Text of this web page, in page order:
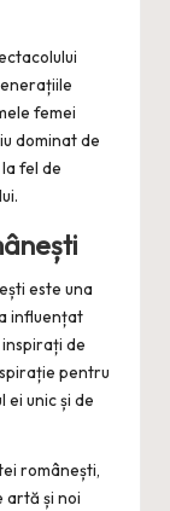
femei
dominat de
fel de
este una
influențat
de
pentru
unic și de
românești,
artă și noi